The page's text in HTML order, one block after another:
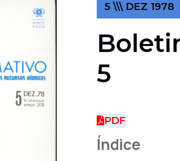
5 \\\ DEZ 1978
5
PDF
Índice